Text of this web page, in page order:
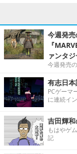
今週発
『
ァンタ
今週発売
有志日
PCゲーマ
に連続イ
吉田輝
もはやゲ
記